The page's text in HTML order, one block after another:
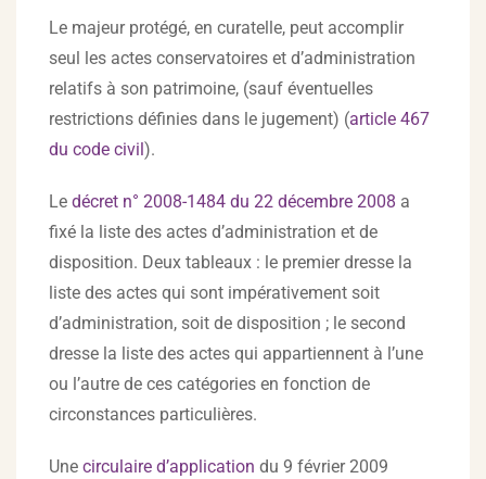
Le majeur protégé, en curatelle, peut accomplir
seul les actes conservatoires et d’administration
relatifs à son patrimoine, (sauf éventuelles
restrictions définies dans le jugement) (article 467
du code civil).
Le décret n° 2008-1484 du 22 décembre 2008 a
fixé la liste des actes d’administration et de
disposition. Deux tableaux : le premier dresse la
liste des actes qui sont impérativement soit
d’administration, soit de disposition ; le second
dresse la liste des actes qui appartiennent à l’une
ou l’autre de ces catégories en fonction de
circonstances particulières.
Une circulaire d’application du 9 février 2009